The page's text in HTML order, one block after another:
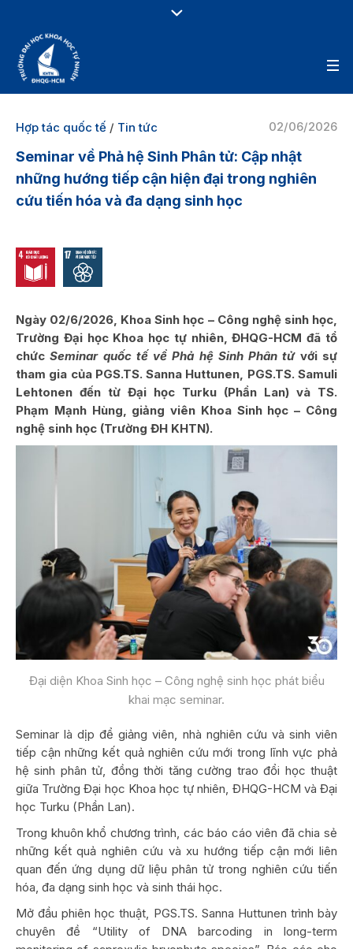
02/06/2026
Hợp tác quốc tế / Tin tức
Seminar về Phả hệ Sinh Phân tử: Cập nhật
những hướng tiếp cận hiện đại trong nghiên
cứu tiến hóa và đa dạng sinh học
Ngày 02/6/2026, Khoa Sinh học – Công nghệ sinh học,
Trường Đại học Khoa học tự nhiên, ĐHQG-HCM đã tổ
chứcSeminar quốc tế về Phả hệ Sinh Phân tửvới sự
tham gia của PGS.TS. Sanna Huttunen, PGS.TS. Samuli
Lehtonen đến từ Đại học Turku (Phần Lan) và TS.
Phạm Mạnh Hùng, giảng viên Khoa Sinh học – Công
nghệ sinh học (Trường ĐH KHTN).
Đại diện Khoa Sinh học – Công nghệ sinh học phát biểu
khai mạc seminar.
Seminar là dịp để giảng viên, nhà nghiên cứu và sinh viên
tiếp cận những kết quả nghiên cứu mới trong lĩnh vực phả
hệ sinh phân tử, đồng thời tăng cường trao đổi học thuật
giữa Trường Đại học Khoa học tự nhiên, ĐHQG-HCM và Đại
học Turku (Phần Lan).
Trong khuôn khổ chương trình, các báo cáo viên đã chia sẻ
những kết quả nghiên cứu và xu hướng tiếp cận mới liên
quan đến ứng dụng dữ liệu phân tử trong nghiên cứu tiến
hóa, đa dạng sinh học và sinh thái học.
Mở đầu phiên học thuật, PGS.TS. Sanna Huttunen trình bày
chuyên đề “Utility of DNA barcoding in long-term